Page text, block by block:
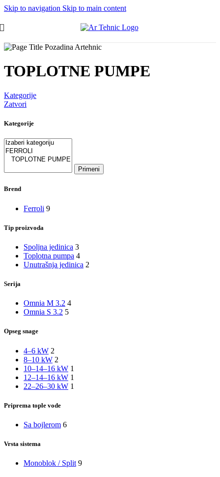
Skip to navigation Skip to main content
TOPLOTNE PUMPE
Kategorije
Zatvori
Kategorije
Primeni
Brend
Ferroli 9
Tip proizvoda
Spoljna jedinica 3
Toplotna pumpa 4
Unutrašnja jedinica 2
Serija
Omnia M 3.2 4
Omnia S 3.2 5
Opseg snage
4–6 kW 2
8–10 kW 2
10–14–16 kW 1
12–14–16 kW 1
22–26–30 kW 1
Priprema tople vode
Sa bojlerom 6
Vrsta sistema
Monoblok / Split 9